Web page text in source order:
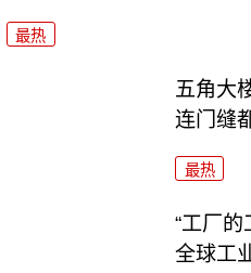
最热
五角大
连门缝
最热
“工厂
全球工